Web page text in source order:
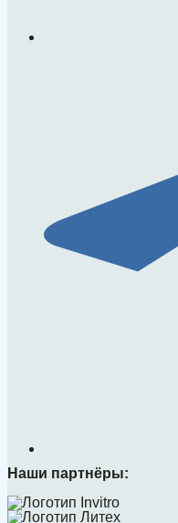
Наши партнёры: